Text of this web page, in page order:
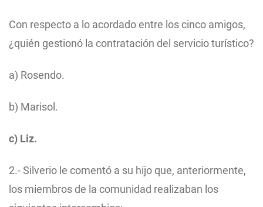
Con respecto a lo acordado entre los cinco amigos,
¿quién gestionó la contratación del servicio turístico?
a) Rosendo.
b) Marisol.
c) Liz.
2.- Silverio le comentó a su hijo que, anteriormente,
los miembros de la comunidad realizaban los